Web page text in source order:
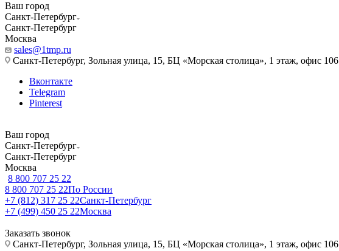
Ваш город
Санкт-Петербург
Санкт-Петербург
Москва
sales@1tmp.ru
Санкт-Петербург, Зольная улица, 15, БЦ «Морская столица», 1 этаж, офис 106
Вконтакте
Telegram
Pinterest
Ваш город
Санкт-Петербург
Санкт-Петербург
Москва
8 800 707 25 22
8 800 707 25 22По России
+7 (812) 317 25 22Санкт-Петербург
+7 (499) 450 25 22Москва
Заказать звонок
Санкт-Петербург, Зольная улица, 15, БЦ «Морская столица», 1 этаж, офис 106